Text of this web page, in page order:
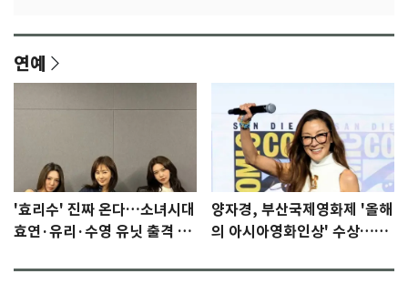
연예
'효리수' 진짜 온다…소녀시대
효연·유리·수영 유닛 출격 [N
양자경, 부산국제영화제 '올해
의 아시아영화인상' 수상…15